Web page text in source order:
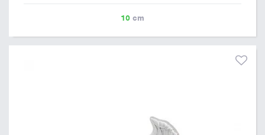
10 cm